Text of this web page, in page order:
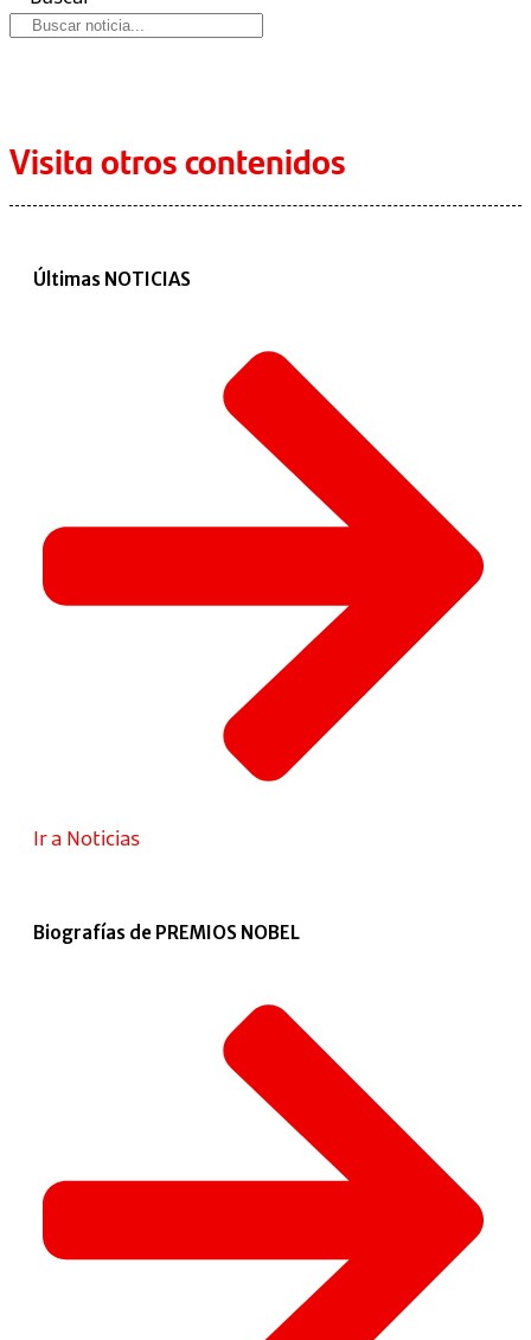
Visita otros contenidos
Últimas NOTICIAS
Ir a Noticias
Biografías de PREMIOS NOBEL